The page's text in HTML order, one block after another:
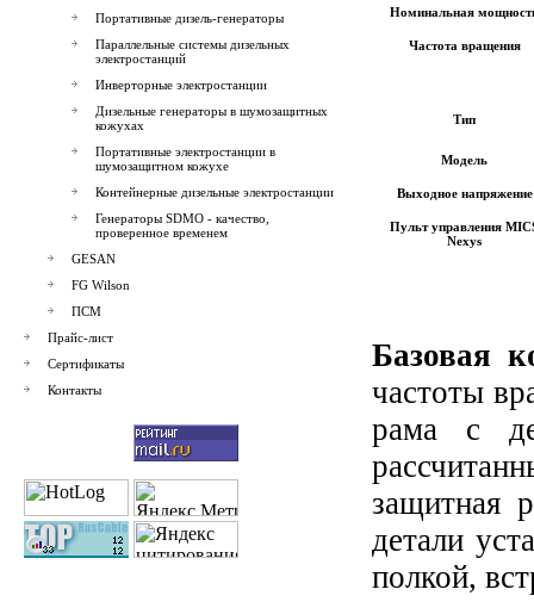
Портативные дизель-генераторы
Параллельные системы дизельных
электростанций
Инверторные электростанции
Дизельные генераторы в шумозащитных
кожухах
Портативные электростанции в
шумозащитном кожухе
Контейнерные дизельные электростанции
Генераторы SDMO - качество,
проверенное временем
GESAN
FG Wilson
ПСМ
Прайс-лист
Сертификаты
Контакты
Номинальная
Частота вращения
Тип
Модель
Выходное напряжение
Пульт управления
Nexys
Базовая
частоты
рама с
защитная
детали
полкой,